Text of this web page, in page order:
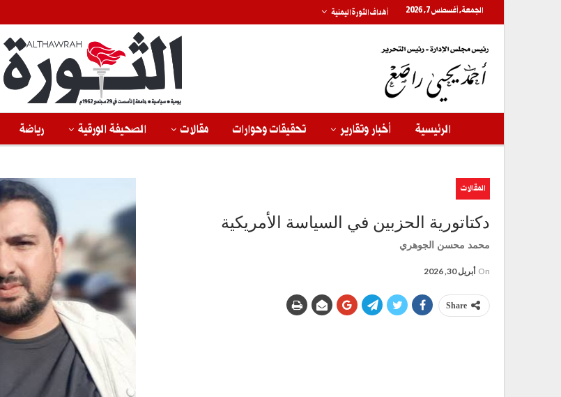
الجمعة, أغسطس 7, 2026 أهداف الثورة اليمنية
الرئيسية أخبار وتقارير تحقيقات وحوارات مقالات الصحيفة الورقية رياضة
المقالات
دكتاتورية الحزبين في السياسة الأمريكية
محمد محسن الجوهري
On أبريل 30, 2026
Share